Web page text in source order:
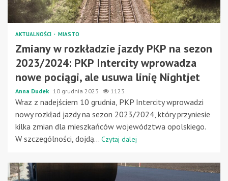
AKTUALNOŚCI MIASTO
Zmiany w rozkładzie jazdy PKP na sezon
2023/2024: PKP Intercity wprowadza
nowe pociągi, ale usuwa linię Nightjet
Anna Dudek 10 grudnia 2023 1123
Wraz z nadejściem 10 grudnia, PKP Intercity wprowadzi
nowy rozkład jazdy na sezon 2023/2024, który przyniesie
kilka zmian dla mieszkańców województwa opolskiego.
W szczególności, dojdą... Czytaj dalej